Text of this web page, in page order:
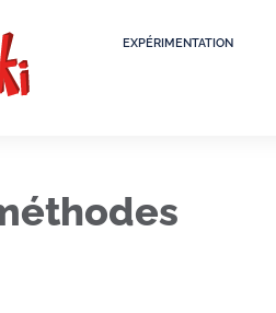
EXPÉRIMENTATION